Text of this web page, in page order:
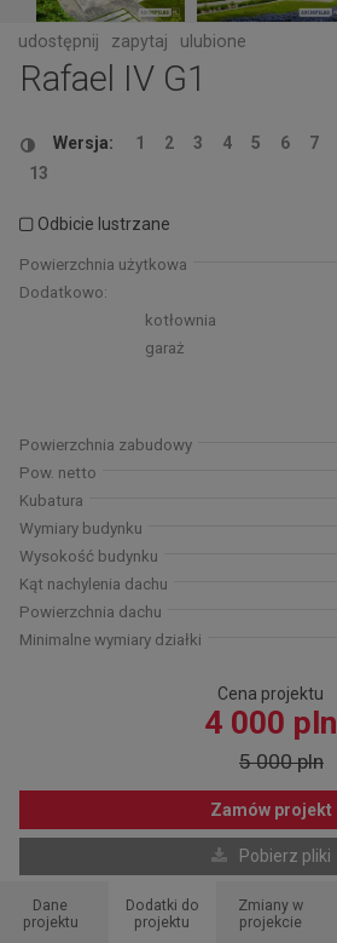
udostępnij zapytaj ulubione
Rafael IV G1
Wersja: 1 2 3 4 5 6 7
13
Odbicie lustrzane
Powierzchnia użytkowa
Dodatkowo:
kotłownia
garaż
Powierzchnia zabudowy
Pow. netto
Kubatura
Wymiary budynku
Wysokość budynku
Kąt nachylenia dachu
Powierzchnia dachu
Minimalne wymiary działki
Cena projektu
4 000 pln
5 000 pln
Zamów projekt
Pobierz pliki
Dane
projektu
Dodatki do
projektu
Zmiany w
projekcie